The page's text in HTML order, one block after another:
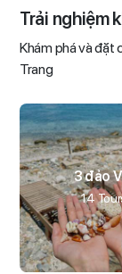
Trải nghiệm
Khám phá và đặt
Trang
3 đảo
14